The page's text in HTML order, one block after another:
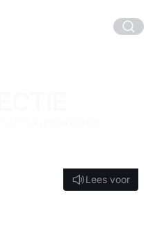
Lees voor
Lees voor